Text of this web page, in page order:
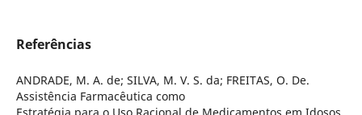
Referências
ANDRADE, M. A. de; SILVA, M. V. S. da; FREITAS, O. De.
Assistência Farmacêutica como